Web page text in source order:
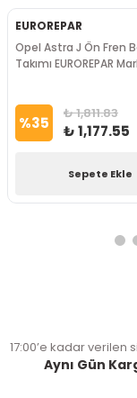
İTHAL
Opel Astra J Sağ Arka
Kaliperi İTHAL Marka
%37 ₺ 4,644.77
₺ 2,942.88
Sepete Ekle
17:00’e kadar verilen
Aynı Gün